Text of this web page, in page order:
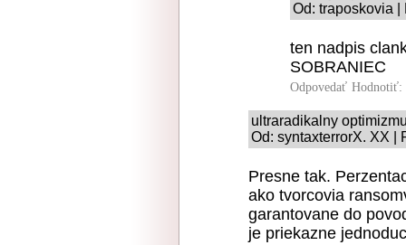
Od: traposkovia |
ten nadpis
SOBRANIEC
Odpovedať Hodnotiť:
ultraradikalny
Od: syntaxterrorX. XX |
Presne tak.
ako tvorcovia
garantovane do
je priekazne